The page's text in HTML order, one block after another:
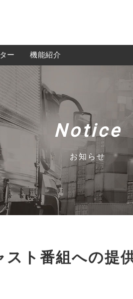
機能紹介
無料会員登録
運送会社様 荷
iGOQの最新情報をメールでご希望さ
ニュースレターを配信しており
取材のご依頼、プレス関連については
ー 機能紹介
Notice
お知らせ
スト番組への提